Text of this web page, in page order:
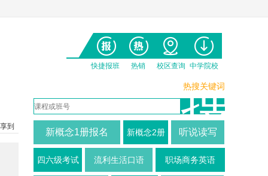
快捷报班 热销 校区查询 中学院校
到
热搜关键词
新概念1册报名 新概念2册 听说读写
四六级考试 流利生活口语 职场商务英语